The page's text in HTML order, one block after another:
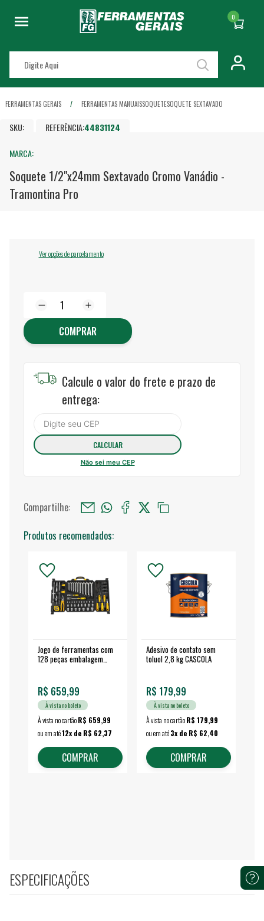
0
FERRAMENTAS GERAIS FERRAMENTAS MANUAISSOQUETESOQUETE SEXTAVADO
SKU: REFERÊNCIA:44831124
MARCA:
Soquete 1/2"x24mm Sextavado Cromo Vanádio -
Tramontina Pro
Ver opções de parcelamento
COMPRAR
Calcule o valor do frete e prazo de
entrega:
Não sei meu CEP
Compartilhe:
Produtos recomendados:
Jogo de ferramentas com
128 peças embalagem
R$ 659,99
À vista no boleto
À vista no cartãoR$ 659,99
ou em até12x de R$ 62,37
COMPRAR
Adesivo de contato sem
toluol 2,8 kg CASCOLA
R$ 179,99
À vista no boleto
À vista no cartãoR$ 179,99
ou em até3x de R$ 62,40
COMPRAR
ESPECIFICAÇÕES